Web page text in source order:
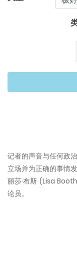
记者的声音与任何政
立场并为正确的事情发
丽莎·布斯 (Lisa
论员。